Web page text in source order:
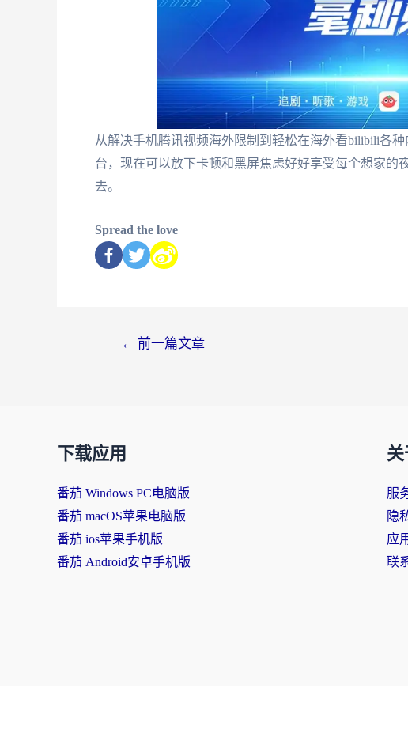
从解决手机腾讯视频海外限制到轻松在海外看bilibili各
台，现在可以放下卡顿和黑屏焦虑好好享受每个想家
去。
Spread the love
← 前一篇文章
下载应用
番茄 Windows PC电脑版
番茄 macOS苹果电脑版
番茄 ios苹果手机版
番茄 Android安卓手机版
关
服
隐
应
联